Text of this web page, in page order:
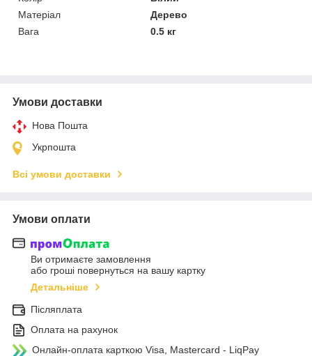
Матеріал
Дерево
Вага
0.5 кг
Умови доставки
Нова Пошта
Укрпошта
Всі умови доставки
Умови оплати
Ви отримаєте замовлення
або гроші повернуться на вашу картку
Детальніше
Післяплата
Оплата на рахунок
Онлайн-оплата карткою Visa, Mastercard - LiqPay